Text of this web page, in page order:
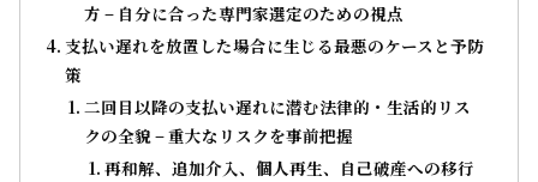
方 – 自分に合った専門家選定のための視点
支払い遅れを放置した場合に生じる最悪のケースと予防
策
二回目以降の支払い遅れに潜む法律的・生活的リス
クの全貌 – 重大なリスクを事前把握
再和解、追加介入、個人再生、自己破産への移行